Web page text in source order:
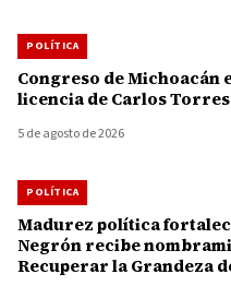
POLÍTICA
Congreso de Michoacán
licencia de Carlos Torres
5 de agosto de 2026
POLÍTICA
Madurez política
Negrón recibe
Recuperar la Grandeza